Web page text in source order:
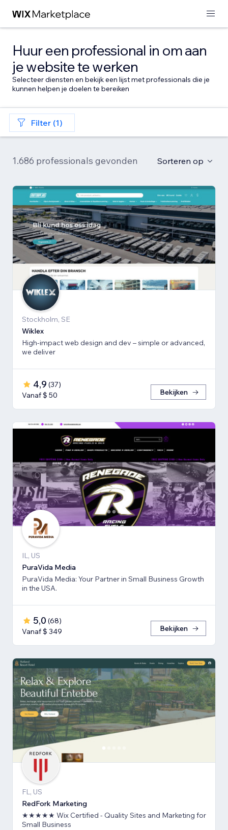
Huur een professional in om aan
je website te werken
Selecteer diensten en bekijk een lijst met professionals die je
kunnen helpen je doelen te bereiken
Filter (1)
1.686 professionals gevonden Sorteren op
Stockholm, SE
Wiklex
High-impact web design and dev – simple or advanced,
we deliver
4,9 (37)
Vanaf $ 50
Bekijken
IL, US
PuraVida Media
PuraVida Media: Your Partner in Small Business Growth
in the USA.
5,0 (68)
Vanaf $ 349
Bekijken
FL, US
RedFork Marketing
★★★★★ Wix Certified - Quality Sites and Marketing for
Small Business